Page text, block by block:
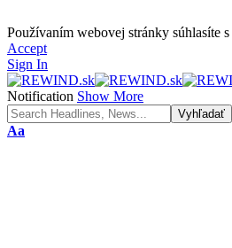
Používaním webovej stránky súhlasíte s
Accept
Sign In
Notification Show More
Font
Aa